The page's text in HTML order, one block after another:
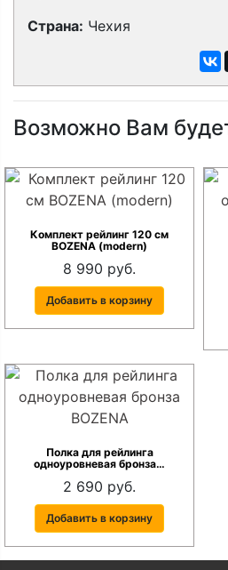
Страна: Чехия
Возможно Вам
Комплект рейлинг 120 см
BOZENA (modern)
8 990 руб.
Добавить в корзину
Полка для рейлинга
одноуровневая бронза…
2 690 руб.
Добавить в корзину